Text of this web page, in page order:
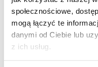
społecznościowe,
mogą łączyć te
danymi od Ciebie lub
z ich usług.
Nazwa firmy: